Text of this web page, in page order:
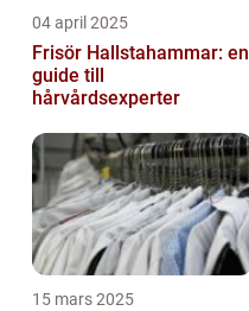
04 april 2025
Frisör Hallstahammar: en
guide till
hårvårdsexperter
15 mars 2025